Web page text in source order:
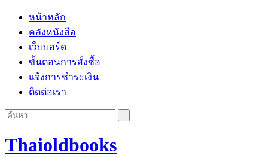
หน้าหลัก
คลังหนังสือ
เว็บบอร์ด
ขั้นตอนการสั่งซื้อ
แจ้งการชำระเงิน
ติดต่อเรา
Thaioldbooks